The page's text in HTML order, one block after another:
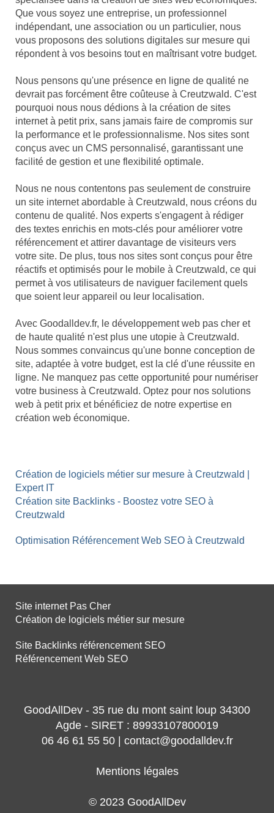
Que vous soyez une entreprise, un professionnel
indépendant, une association ou un particulier, nous
vous proposons des solutions digitales sur mesure qui
répondent à vos besoins tout en maîtrisant votre budget.
Nous pensons qu'une présence en ligne de qualité ne
devrait pas forcément être coûteuse à Creutzwald. C'est
pourquoi nous nous dédions à la création de sites
internet à petit prix, sans jamais faire de compromis sur
la performance et le professionnalisme. Nos sites sont
conçus avec un CMS personnalisé, garantissant une
facilité de gestion et une flexibilité optimale.
Nous ne nous contentons pas seulement de construire
un site internet abordable à Creutzwald, nous créons du
contenu de qualité. Nos experts s'engagent à rédiger
des textes enrichis en mots-clés pour améliorer votre
référencement et attirer davantage de visiteurs vers
votre site. De plus, tous nos sites sont conçus pour être
réactifs et optimisés pour le mobile à Creutzwald, ce qui
permet à vos utilisateurs de naviguer facilement quels
que soient leur appareil ou leur localisation.
Avec Goodalldev.fr, le développement web pas cher et
de haute qualité n'est plus une utopie à Creutzwald.
Nous sommes convaincus qu'une bonne conception de
site, adaptée à votre budget, est la clé d'une réussite en
ligne. Ne manquez pas cette opportunité pour numériser
votre business à Creutzwald. Optez pour nos solutions
web à petit prix et bénéficiez de notre expertise en
création web économique.
Création de logiciels métier sur mesure à Creutzwald |
Expert IT
Création site Backlinks - Boostez votre SEO à
Creutzwald
Optimisation Référencement Web SEO à Creutzwald
Site internet Pas Cher
Création de logiciels métier sur mesure
Site Backlinks référencement SEO
Référencement Web SEO
GoodAllDev - 35 rue du mont saint loup 34300
Agde - SIRET : 89933107800019
06 46 61 55 50 | contact@goodalldev.fr
Mentions légales
© 2023 GoodAllDev